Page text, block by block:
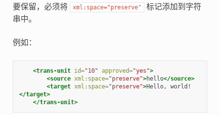
要保留，必须将 xml:space="preserve"
标记添加到字符
串中。
例如：
<trans-unit id="10" approved="yes">
<source xml:space="preserve">hello</source>
<target xml:space="preserve">
</target>
</trans-unit>